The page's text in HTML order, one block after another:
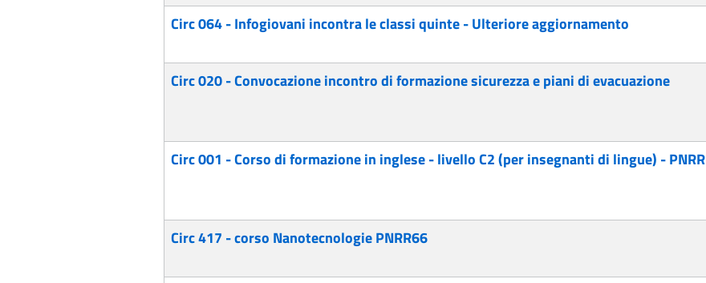
Circ 064 - Infogiovani incontra le classi quinte - Ulteriore aggiornamento
Circ 020 - Convocazione incontro di formazione sicurezza e piani di evacuazione
Circ 001 - Corso di formazione in inglese - livello C2 (per insegnanti di lingue) - PNRR
Circ 417 - corso Nanotecnologie PNRR66